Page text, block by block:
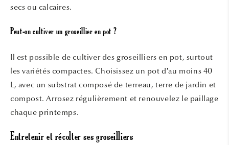
secs ou calcaires.
Peut-on cultiver un groseillier en pot ?
Il est possible de cultiver des groseilliers en pot, surtout
les variétés compactes. Choisissez un pot d’au moins 40
L, avec un substrat composé de terreau, terre de jardin et
compost. Arrosez régulièrement et renouvelez le paillage
chaque printemps.
Entretenir et récolter ses groseilliers